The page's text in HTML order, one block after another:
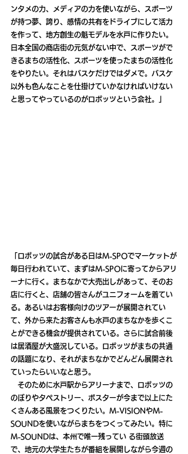
ンタメの力、メディアの力を使いながら、スポーツ
が持つ夢、誇り、感情の共有をドライブにして活力
を作って、地方創生の魁モデルを水戸に作りたい。
日本全国の商店街の元気がない中で、スポーツがで
きるまちの活性化、スポーツを使ったまちの活性化
をやりたい。それはバスケだけではダメで。バスケ
以外も色んなことを仕掛けていかなければいけない
と思ってやっているのがロボッツという会社。」
「ロボッツの試合がある日はM-SPOでマーケットが
毎日行われていて、まずはM-SPOに寄ってからアリ
ーナに行く。まちなかで大売出しがあって、そのお
店に行くと、店舗の皆さんがユニフォームを着てい
る。あるいはお客様向けのツアーが展開されてい
て、外から来たお客さんも水戸のまちなかを歩くこ
とができる機会が提供されている。さらに試合前後
は居酒屋が大盛況している。ロボッツがまちの共通
の話題になり、それがまちなかでどんどん展開され
ていったらいいなと思う。
そのために水戸駅からアリーナまで、ロボッツの
のぼりやタペストリー、ポスターが今まで以上にた
くさんある風景をつくりたい。M-VISIONやM-
SOUNDを使いながらまちをつくってみたい。特に
M-SOUNDは、本州で唯一残ってい る街頭放送
で、地元の大学生たちが番組を展開しながら今週の